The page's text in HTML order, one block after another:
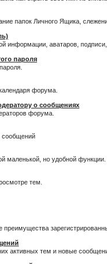
папок Личного Ящика,
информации, аватаров,
пароля
форума.
о сообщениях
форума.
сообщений
маленькой, но удобной функции.
тем.
преимущества
активных тем и новые